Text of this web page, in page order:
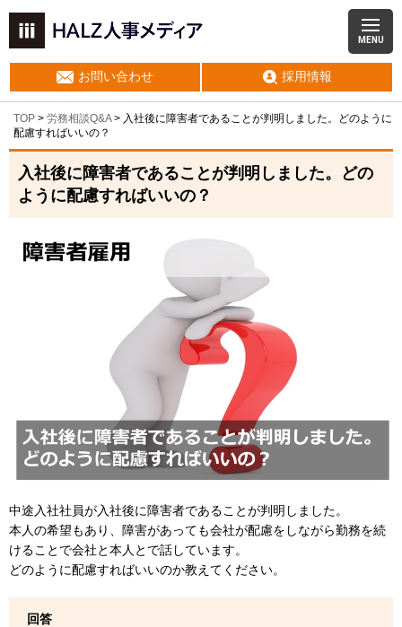
MENU
お問い合わせ 採用情報
TOP > 労務相談Q&A> 入社後に障害者であることが判明しました。どのように
配慮すればいいの？
入社後に障害者であることが判明しました。どの
ように配慮すればいいの？
中途入社社員が入社後に障害者であることが判明しました。
本人の希望もあり、障害があっても会社が配慮をしながら勤務を続
けることで会社と本人とで話しています。
どのように配慮すればいいのか教えてください。
回答